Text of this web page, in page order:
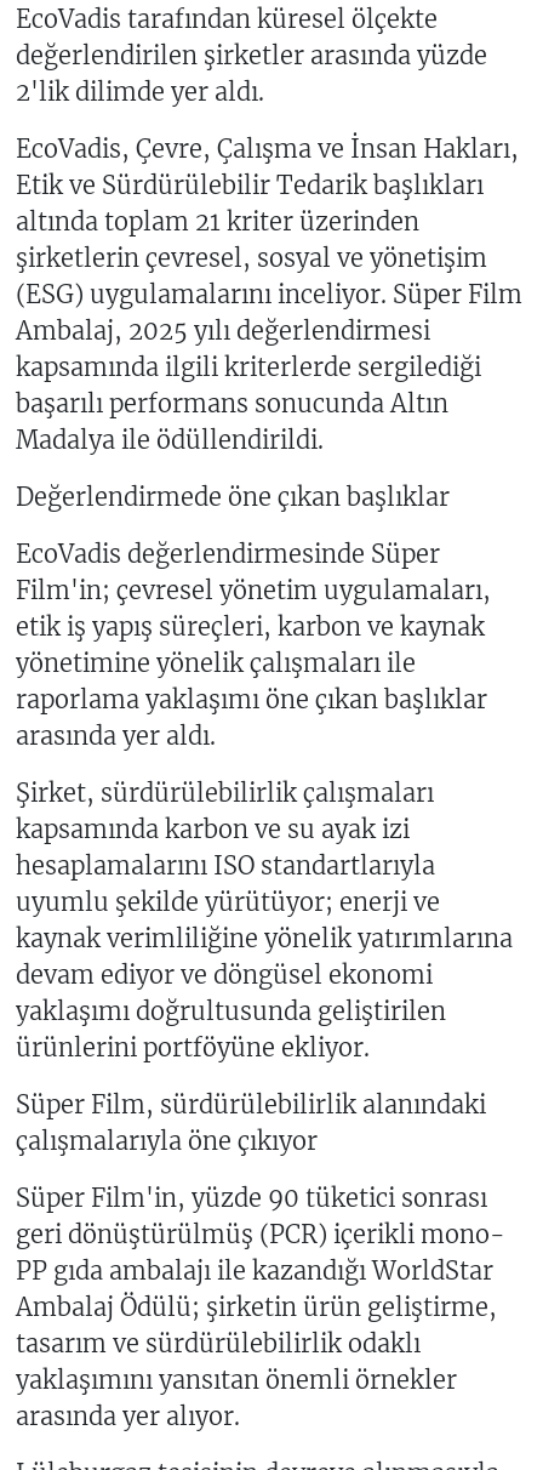
EcoVadis tarafından küresel ölçekte
değerlendirilen şirketler arasında yüzde
2'lik dilimde yer aldı.
EcoVadis, Çevre, Çalışma ve İnsan Hakları,
Etik ve Sürdürülebilir Tedarik başlıkları
altında toplam 21 kriter üzerinden
şirketlerin çevresel, sosyal ve yönetişim
(ESG) uygulamalarını inceliyor. Süper Film
Ambalaj, 2025 yılı değerlendirmesi
kapsamında ilgili kriterlerde sergilediği
başarılı performans sonucunda Altın
Madalya ile ödüllendirildi.
Değerlendirmede öne çıkan başlıklar
EcoVadis değerlendirmesinde Süper
Film'in; çevresel yönetim uygulamaları,
etik iş yapış süreçleri, karbon ve kaynak
yönetimine yönelik çalışmaları ile
raporlama yaklaşımı öne çıkan başlıklar
arasında yer aldı.
Şirket, sürdürülebilirlik çalışmaları
kapsamında karbon ve su ayak izi
hesaplamalarını ISO standartlarıyla
uyumlu şekilde yürütüyor; enerji ve
kaynak verimliliğine yönelik yatırımlarına
devam ediyor ve döngüsel ekonomi
yaklaşımı doğrultusunda geliştirilen
ürünlerini portföyüne ekliyor.
Süper Film, sürdürülebilirlik alanındaki
çalışmalarıyla öne çıkıyor
Süper Film'in, yüzde 90 tüketici sonrası
geri dönüştürülmüş (PCR) içerikli mono-
PP gıda ambalajı ile kazandığı WorldStar
Ambalaj Ödülü; şirketin ürün geliştirme,
tasarım ve sürdürülebilirlik odaklı
yaklaşımını yansıtan önemli örnekler
arasında yer alıyor.